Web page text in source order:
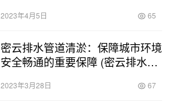
2023年4月5日 65
密云排水管道清淤：保障城市环境
安全畅通的重要保障 (密云排水管
2023年3月28日 67